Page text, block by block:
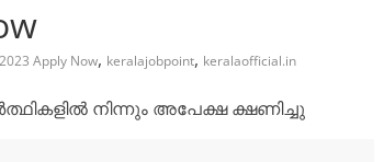
Apply Now, keralajobpoint, keralaofficial.in
നിന്നും അപേക്ഷ ക്ഷണിച്ചു